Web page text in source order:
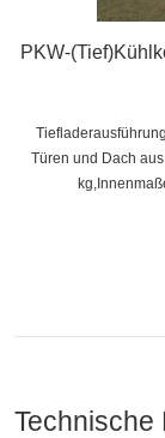
PKW-
Türen und Dach
kg,
Technische